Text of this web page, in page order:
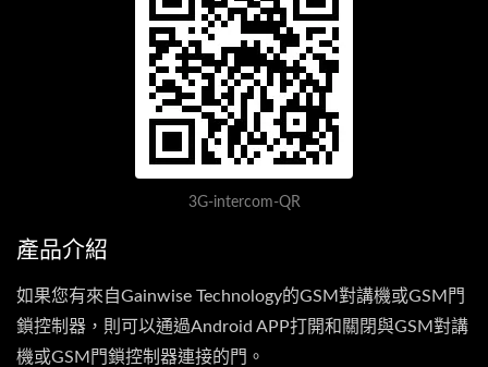
3G-intercom-QR
產品介紹
如果您有來自Gainwise Technology的GSM對講機或GSM門
鎖控制器，則可以通過Android APP打開和關閉與GSM對講
機或GSM門鎖控制器連接的門。